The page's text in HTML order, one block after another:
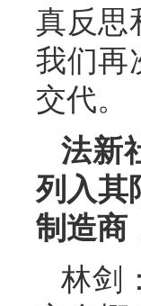
真反思
我们再
交代。
法新
列入其
制造商
林剑